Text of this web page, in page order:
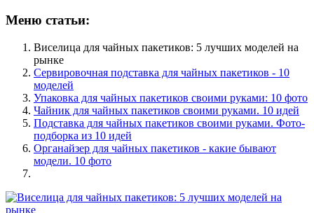
Меню статьи:
Виселица для чайных пакетиков: 5 лучших моделей на
рынке
Сервировочная подставка для чайных пакетиков - 10
моделей
Упаковка для чайных пакетиков своими руками: 10 фото
Чайник для чайных пакетиков своими руками. 10 идей
Подставка для чайных пакетиков своими руками. Фото-
подборка из 10 идей
Органайзер для чайных пакетиков - какие бывают
модели. 10 фото